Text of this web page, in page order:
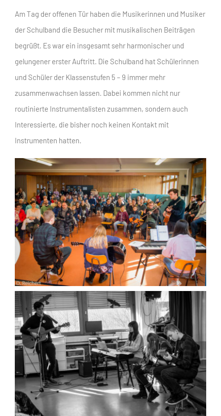
Am Tag der offenen Tür haben die Musikerinnen und Musiker
der Schulband die Besucher mit musikalischen Beiträgen
begrüßt. Es war ein insgesamt sehr harmonischer und
gelungener erster Auftritt. Die Schulband hat Schülerinnen
und Schüler der Klassenstufen 5 – 9 immer mehr
zusammenwachsen lassen. Dabei kommen nicht nur
routinierte Instrumentalisten zusammen, sondern auch
Interessierte, die bisher noch keinen Kontakt mit
Instrumenten hatten.